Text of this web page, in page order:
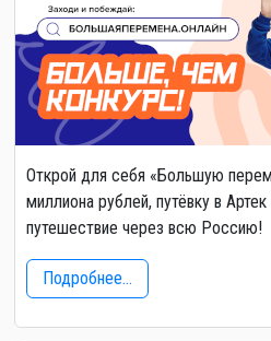
Открой для себя «Большую
миллиона рублей, путёвку в Артек
путешествие через всю Россию!
Подробнее...